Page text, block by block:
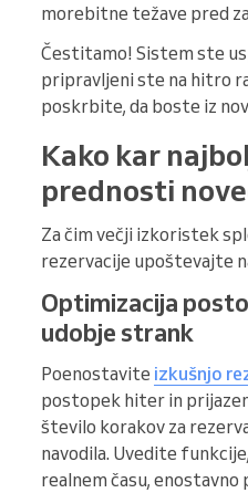
morebitne težave pred
Čestitamo! Sistem ste
pripravljeni ste na hitro
poskrbite, da boste iz
Kako kar
prednosti
Za čim večji izkoristek
rezervacije upoštevajte
Optimizacija
udobje strank
Poenostavite izkušnjo
postopek hiter in
število korakov za
navodila. Uvedite
realnem času,